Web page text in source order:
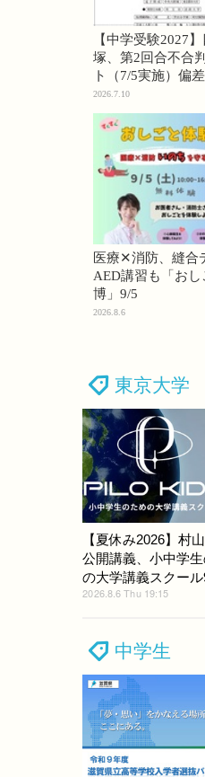
【中学受験2027
塚、第2回合不合
ト（7/5実施）偏
74・桜蔭70＜PR＞
2026.7.10
医療✕消防、縫合
AED講習も「おし
博」9/5
2026.8.6
東京大学
【夏休み2026】村
公開講義、小中学
の大学講義スクー
2026.8.6 Thu 19:15
中学生